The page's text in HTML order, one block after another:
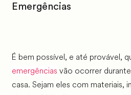
Emergências
É bem possível, e até provável,
emergências vão ocorrer
casa. Sejam eles com materiais,